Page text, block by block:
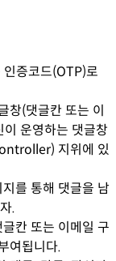
증코드(OTP)로
창(댓글칸 또는 이
운영하는 댓글창
지위에 있
를 통해 댓글을 남
.
칸 또는 이메일 구
여됩니다.